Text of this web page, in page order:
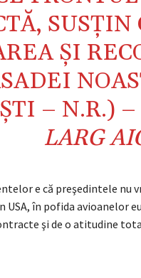
SUSŢIN
ŞI
– N.R.) –
LARG
e că preşedintele nu
USA, în pofida avioanelor
şi de o atitudine